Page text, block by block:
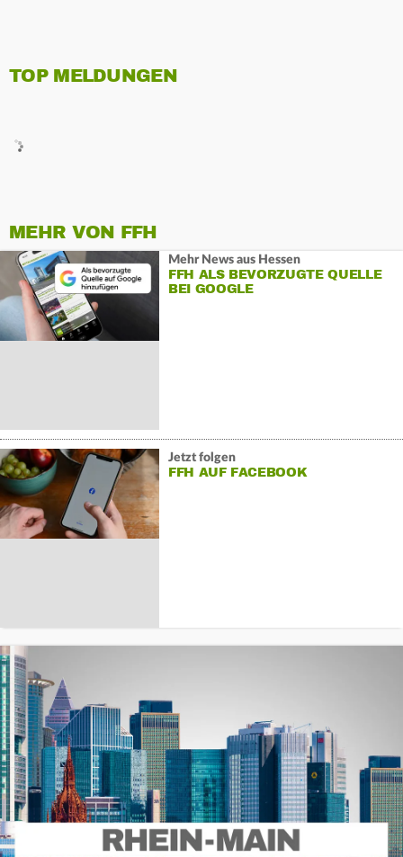
TOP MELDUNGEN
MEHR VON FFH
Mehr News aus Hessen
FFH ALS BEVORZUGTE QUELLE
BEI GOOGLE
Jetzt folgen
FFH AUF FACEBOOK